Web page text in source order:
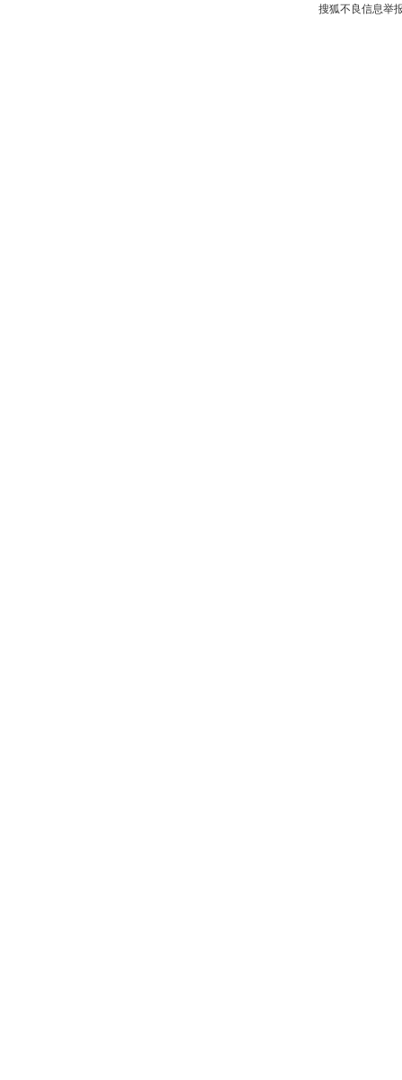
搜狐不良信息举